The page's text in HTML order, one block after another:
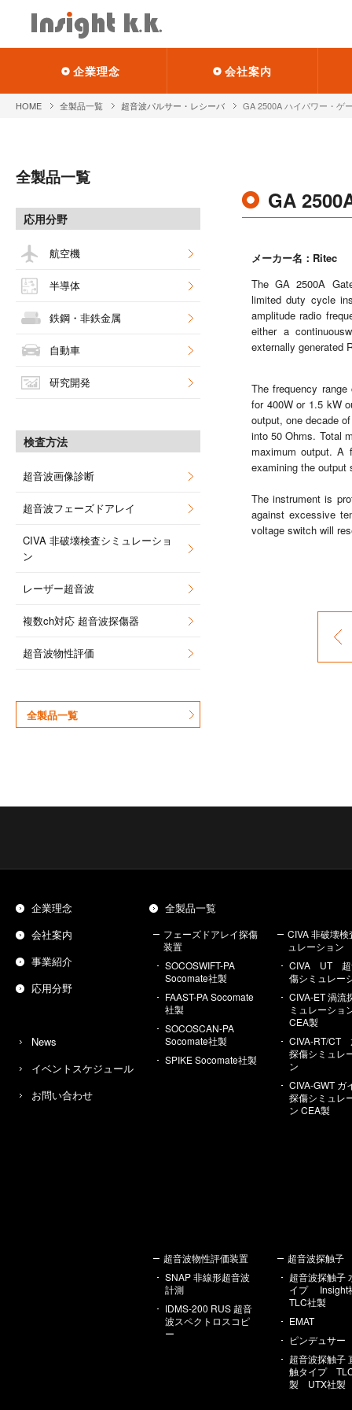
企業理念 会社案内
HOME 全製品一覧 超音波パルサー・レシーバ GA 2500A ハイパワー・ゲ
GA
メーカー名：Ritec
The GA 2500A
limited duty cycle
amplitude radio
either a
externally generated
The frequency
for 400W or 1.5 kW
output, one decade
into 50 Ohms. Total
maximum output. A
examining the output
The instrument is
against excessive
voltage switch will
全製品一覧
応用分野
航空機
半導体
鉄鋼・非鉄金属
自動車
研究開発
検査方法
超音波画像診断
超音波フェーズドアレイ
CIVA 非破壊検査シミュレーショ
ン
レーザー超音波
複数ch対応 超音波探傷器
超音波物性評価
全製品一覧
企業理念
会社案内
事業紹介
応用分野
News
イベントスケジュール
お問い合わせ
全製品一覧
フェーズドアレイ探傷
装置
SOCOSWIFT-PA
Socomate社製
FAAST-PA Socomate
社製
SOCOSCAN-PA
Socomate社製
SPIKE Socomate社製
CIVA 非破壊検
ュレーション
CIVA UT 超
傷シミュレー
CIVA-ET 渦流
ミュレーシ
CEA製
CIVA-RT/CT
探傷シミュレ
ン
CIVA-GWT ガ
探傷シミュレ
ン CEA製
超音波物性評価装置
SNAP 非線形超音波
計測
IDMS-200 RUS 超音
波スペクトロスコピ
ー
超音波探触子
超音波探触子
イプ
TLC社製
EMAT
ピンデュサー
超音波探触子
触タイプ
製 UTX社製